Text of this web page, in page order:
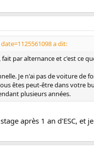
a dit:
fait par alternance et c'est
Je n'ai pas de voiture de
êtes peut-être dans votre
plusieurs années.
après 1 an d'ESC,